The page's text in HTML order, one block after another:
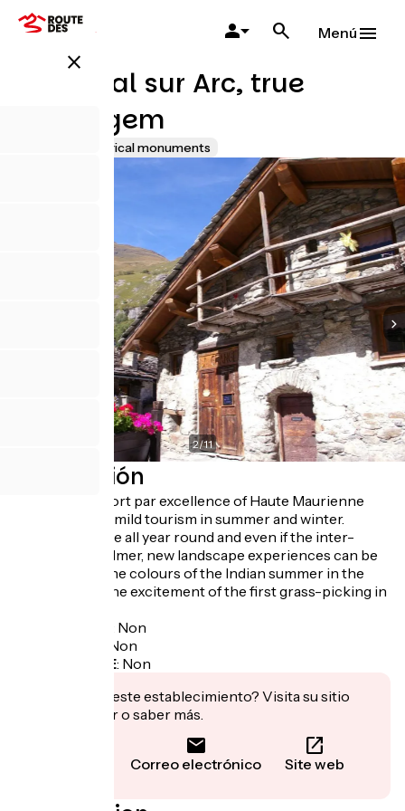
Pasar
close
Menú
Bonneval sur Arc, true
alpine gem
Sites and historical monuments
2/11
Descripción
The village resort par excellence of Haute Maurienne
Vanoise offers mild tourism in summer and winter.
People live here all year round and even if the inter-
seasons are calmer, new landscape experiences can be
experienced: the colours of the Indian summer in the
larch forests, the excitement of the first grass-picking in
Non
Non
Recharge VAE: Non
¿Te interesa este establecimiento? Visita su sitio
para reservar o saber más.
Correo electrónico Site web